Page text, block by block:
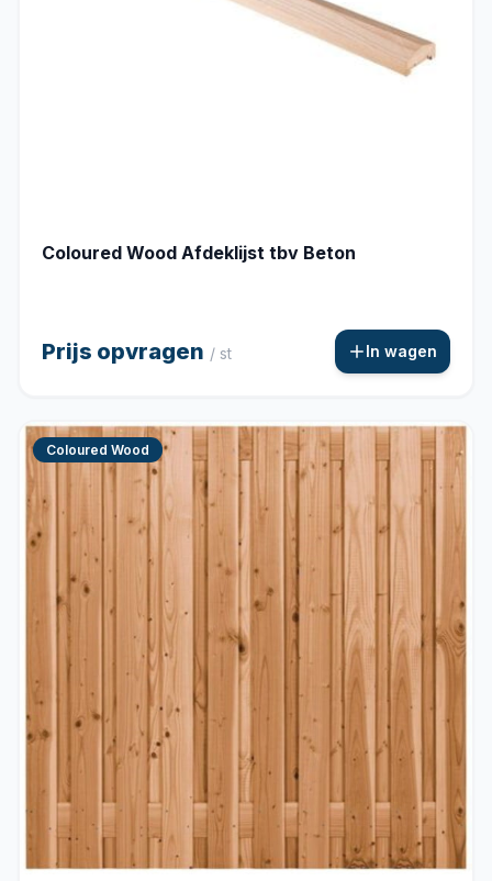
Coloured Wood Afdeklijst tbv Beton
Prijs opvragen / st In wagen
Coloured Wood